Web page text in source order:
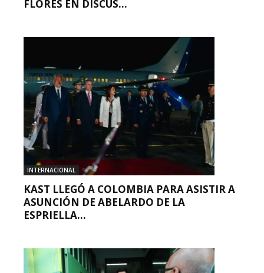
FLORES EN DISCUS...
INTERNACIONAL
KAST LLEGÓ A COLOMBIA PARA ASISTIR A
ASUNCIÓN DE ABELARDO DE LA
ESPRIELLA...